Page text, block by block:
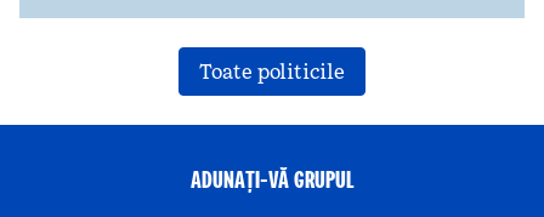
Toate politicile
ADUNAȚI-VĂ GRUPUL